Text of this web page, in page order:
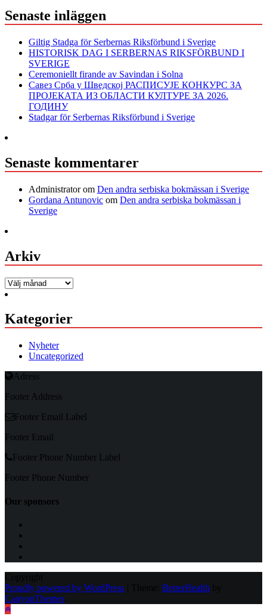
Senaste inläggen
Giltig Stadga för Serbernas Riksförbund i Sverige
HISTORISK DAG I SERBERNAS RIKSFÖRBUND I
SVERIGE
Ceremoniellt firande av Savindan i Solna
Савез Срба у Шведској РАСПИСУЈЕ КОНКУРС ЗА
ПРОЈЕКАТА ИЗ ОБЛАСТИ КУЛТУРЕ ЗА 2026.
ГОДИНУ
Stadgar för Serbernas Riksförbund i Sverige
Senaste kommentarer
Administratorom Den andra serbiska bokmässan i Sverige
Gordana Antunovic om Den andra serbiska bokmässan i
Sverige
Arkiv
Arkiv
Kategorier
Nyheter
Uncategorized
Adress
Footer Address
Footer Email Label
Footer Email
Footer Phone Number Label
Footer Phone Number
Our sponsors
Proudly powered by WordPress
BetterHealth
CanyonThemes